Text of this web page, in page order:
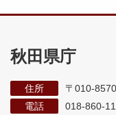
秋田県庁
住所
〒010-
電話
018-860-